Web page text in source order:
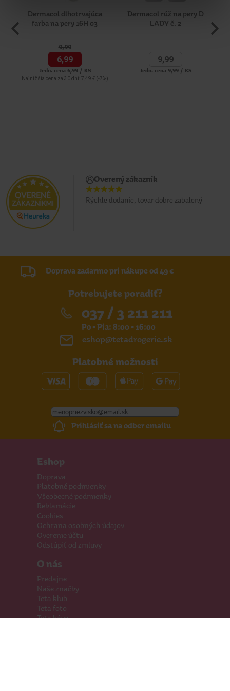
Dermacol dlhotrvajúca
farba na pery 16H 03
9,99
6,99
Jedn. cena 6,99 / KS
Najnižšia cena za 30 dní: 7,49 € (-7%)
Dermacol rúž na pery D
LADY č. 2
9,99
Jedn. cena 9,99 / KS
Overený zákazník
Rýchle dodanie, tovar dobre zabalený
Doprava zadarmo pri nákupe od 49 €
Potrebujete poradiť?
037 / 3 211 211
Po - Pia: 8:00 - 16:00
eshop@tetadrogerie.sk
Platobné možnosti
Prihlásiť sa na odber emailu
Eshop
Doprava
Platobné podmienky
Všeobecné podmienky
Reklamácie
Cookies
Ochrana osobných údajov
Overenie účtu
Odstúpiť od zmluvy
O nás
Predajne
Naše značky
Teta klub
Teta foto
Teta káva